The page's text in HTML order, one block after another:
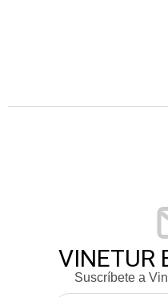
VINETUR
Suscríbete a